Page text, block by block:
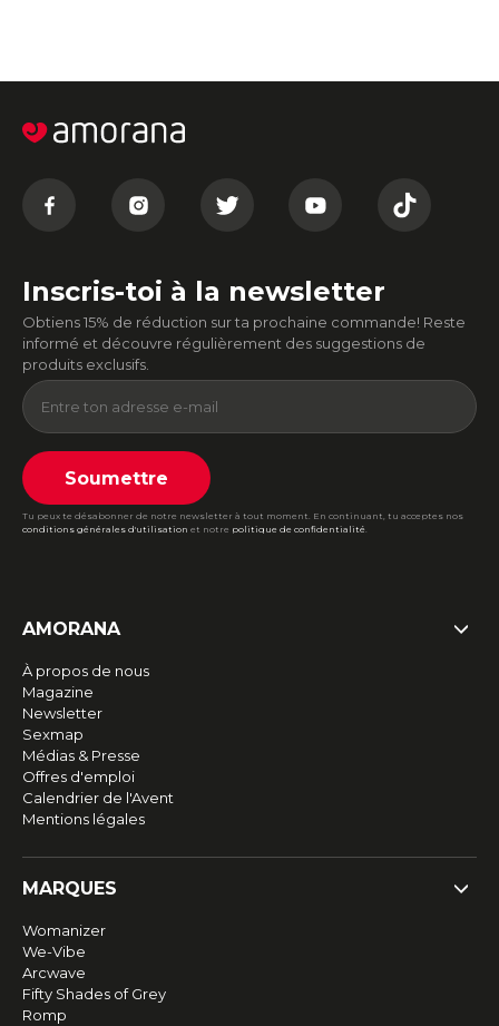
Inscris-toi à la newsletter
Obtiens 15% de réduction sur ta prochaine commande! Reste
informé et découvre régulièrement des suggestions de
produits exclusifs.
Soumettre
Tu peux te désabonner de notre newsletter à tout moment. En continuant, tu acceptes nos
conditions générales d'utilisation et notre politique de confidentialité.
AMORANA
À propos de nous
Magazine
Newsletter
Sexmap
Médias & Presse
Offres d'emploi
Calendrier de l'Avent
Mentions légales
MARQUES
Womanizer
We-Vibe
Arcwave
Fifty Shades of Grey
Romp